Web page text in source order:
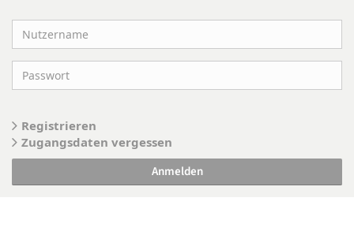
Registrieren
Zugangsdaten vergessen
Anmelden